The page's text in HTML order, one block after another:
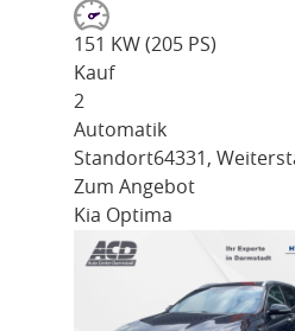
151 KW (205 PS)
Kauf
2
Automatik
Standort64331,
Zum Angebot
Kia Optima